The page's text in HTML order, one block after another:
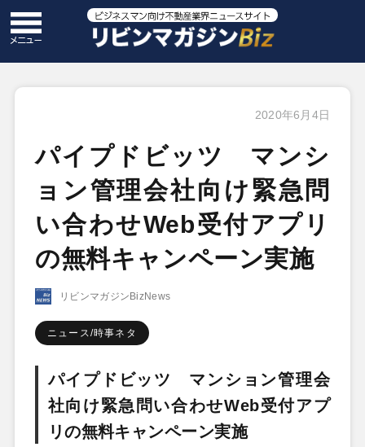
2020年6月4日
パイプドビッツ マンシ
ョン管理会社向け緊急問
い合わせWeb受付アプリ
の無料キャンペーン実施
リビンマガジンBizNews
ニュース/時事ネタ
パイプドビッツ マンション管理会
社向け緊急問い合わせWeb受付アプ
リの無料キャンペーン実施